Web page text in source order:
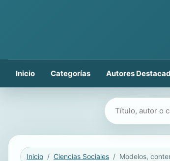
Inicio Categorías Autores
Buscar libros
Inicio Ciencias Sociales